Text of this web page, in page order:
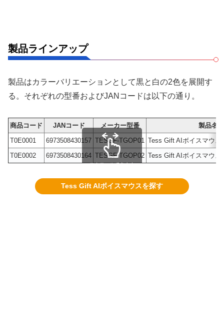
製品ラインアップ
製品はカラーバリエーションとして黒と白の2色を展開す
る。それぞれの型番およびJANコードは以下の通り。
商品コード JANコード メーカー型番
製品名
T0E0001
6973508430157 TESGF-TGOP01 Tess Gift AIボイスマウス
T0E0002
6973508430164 TESGF-TGOP02 Tess Gift AIボイスマウス
スクロールできます
Tess Gift AIボイスマウスを探す